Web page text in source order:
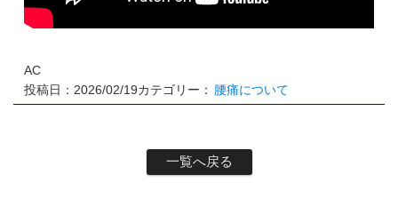
AC
投稿日：2026/02/19カテゴリー： 腰痛について
一覧へ戻る